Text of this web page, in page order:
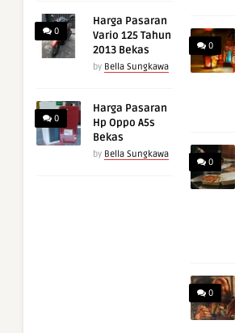
0
Harga Pasaran
Vario 125 Tahun
2013 Bekas
by Bella Sungkawa
0
Harga Pasaran
Hp Oppo A5s
Bekas
by Bella Sungkawa
0
0
0